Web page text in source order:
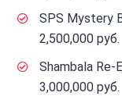
SPS Mystery
2,500,000 руб.
Shambala Re-
3,000,000 руб.